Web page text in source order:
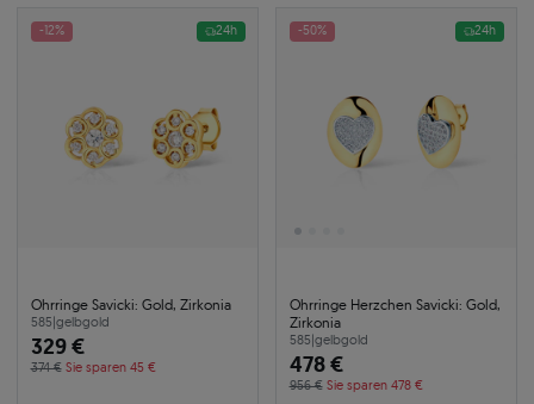
-12% 24h
Ohrringe Savicki: Gold, Zirkonia
585|gelbgold
329 €
374 € Sie sparen 45 €
-50% 24h
Ohrringe Herzchen Savicki: Gold,
Zirkonia
585|gelbgold
478 €
956 € Sie sparen 478 €